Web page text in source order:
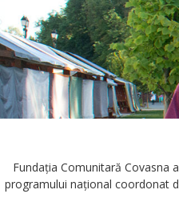
Fundaţia Comunitară Covasna
programului naţional coordonat